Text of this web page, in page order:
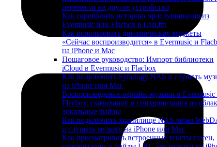
перенести на другое устройство
Как скробблить историю прослушивания из
Evermusic или Flacbox в Last.fm
Как использовать динамические виджеты
«Сейчас воспроизводится» в Evermusic и
на iPhone и Mac
Пошаговое руководство: Импорт библиотеки
iCloud в Evermusic и Flacbox
Как подключить Synology NAS и слушать
на iPhone или Mac
Воспроизведение офлайн-музыки в Evermusic
Flacbox: скачивание и синхронизация из
локальные файлы
Как подключить хранилище NAS через
и слушать музыку на iPhone или Mac
Как просматривать встроенные тексты песен,